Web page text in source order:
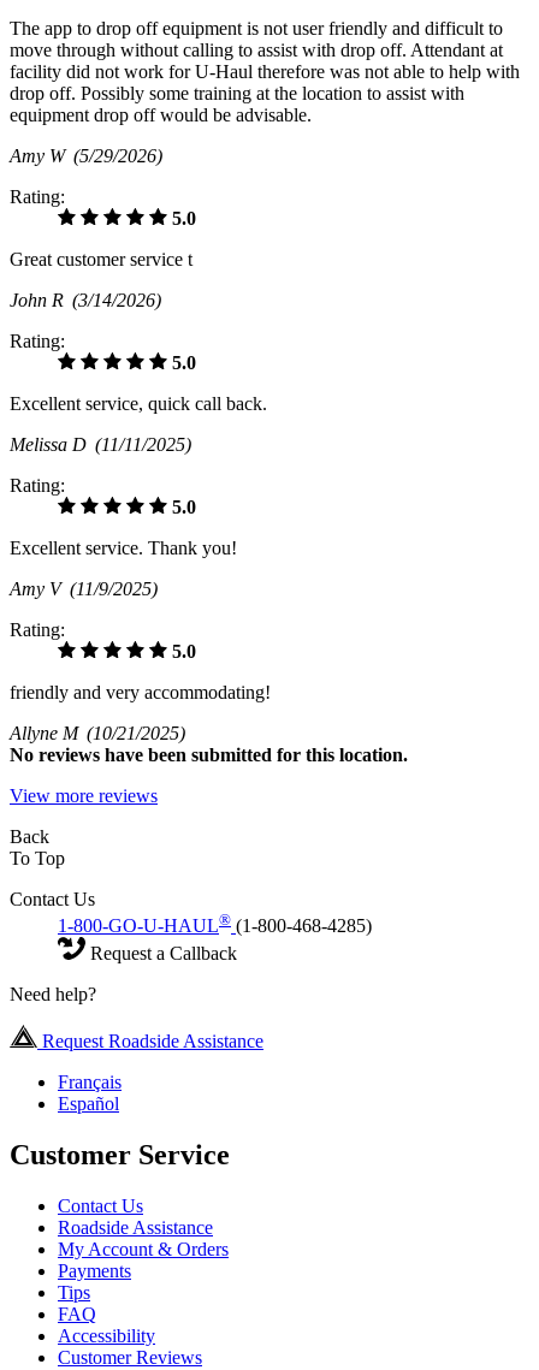
The app to drop off equipment is not user friendly and difficult to
move through without calling to assist with drop off. Attendant at
facility did not work for U-Haul therefore was not able to help with
drop off. Possibly some training at the location to assist with
equipment drop off would be advisable.
Amy W (5/29/2026)
Rating:
5.0
Great customer service t
John R (3/14/2026)
Rating:
5.0
Excellent service, quick call back.
Melissa D (11/11/2025)
Rating:
5.0
Excellent service. Thank you!
Amy V (11/9/2025)
Rating:
5.0
friendly and very accommodating!
Allyne M (10/21/2025)
No reviews have been submitted for this location.
View more reviews
Back
To Top
Contact Us
1-800-GO-U-HAUL® (1-800-468-4285)
Request a Callback
Need help?
Request Roadside Assistance
Français
Español
Customer Service
Contact Us
Roadside Assistance
My Account & Orders
Payments
Tips
FAQ
Accessibility
Customer Reviews